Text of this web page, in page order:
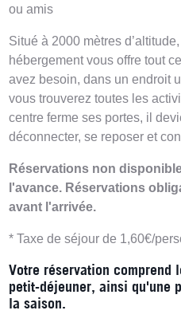
ou amis
Situé à 2000 mètres
hébergement vous offre tout
avez besoin, dans un endroit
vous trouverez toutes les
centre ferme ses portes, il
déconnecter, se reposer et
Réservations non
l'avance. Réservations
avant l'arrivée.
* Taxe de séjour de 1,60€/
Votre réservation comprend
petit-déjeuner, ainsi qu'une
la saison.